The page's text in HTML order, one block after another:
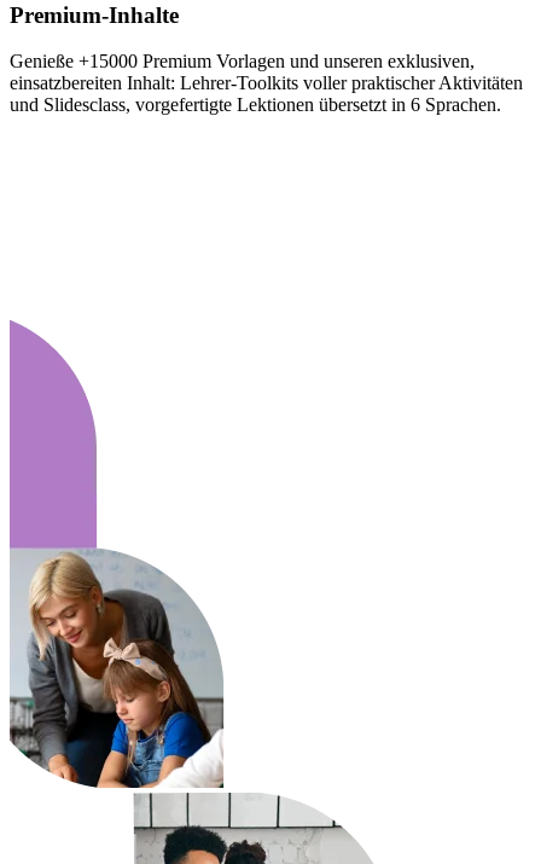
Premium-Inhalte
Genieße +15000 Premium Vorlagen und unseren exklusiven,
einsatzbereiten Inhalt: Lehrer-Toolkits voller praktischer Aktivitäten
und Slidesclass, vorgefertigte Lektionen übersetzt in 6 Sprachen.